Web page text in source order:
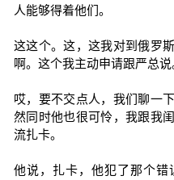
人能够得着他们。
这这个。这，这我对到俄罗
啊。这个我主动申请跟严总说
哎，要不交点人，我们聊一
然同时他也很可怜，我跟我
流扎卡。
他说，扎卡，他犯了那个错